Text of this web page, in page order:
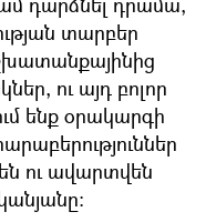
տարբեր
ու այդ բոլոր
ենք օրակարգի
ու ավարտվեն